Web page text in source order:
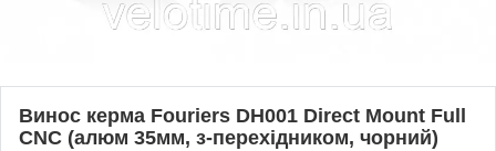
Винос керма Fouriers DH001 Direct Mount Full
CNC (алюм 35мм, з-перехідником, чорний)